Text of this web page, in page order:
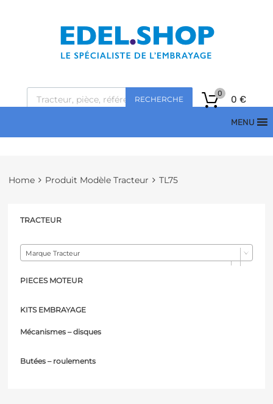
RECHERCHE 0 €
0
MENU
Home Produit Modèle Tracteur TL75
TRACTEUR
Marque Tracteur
PIECES MOTEUR
KITS EMBRAYAGE
Mécanismes – disques
Butées – roulements